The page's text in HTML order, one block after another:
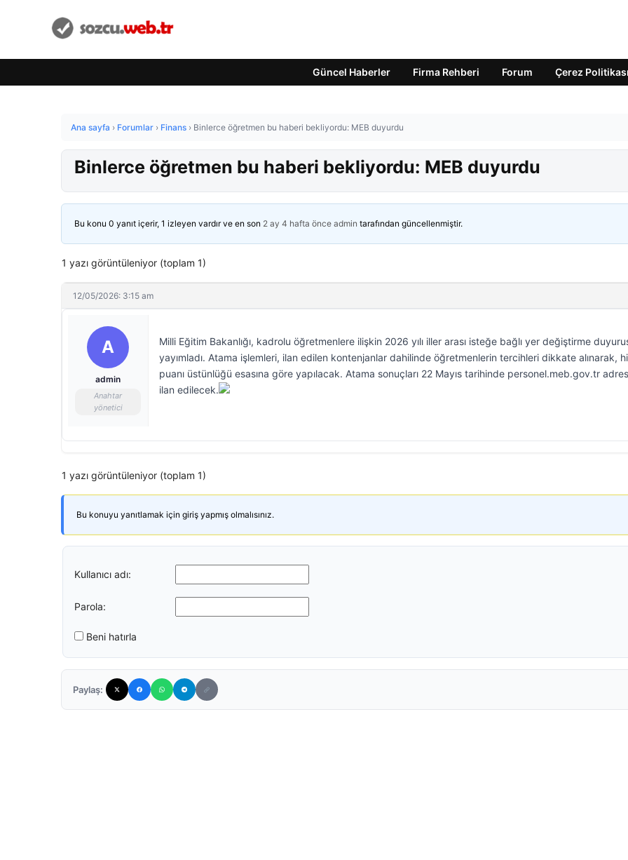
Güncel Haberler Firma Rehberi Forum Çerez Politikası
Ana sayfa › Forumlar › Finans › Binlerce öğretmen bu haberi bekliyordu: MEB duyurdu
Binlerce öğretmen bu haberi bekliyordu: MEB duyurdu
Bu konu 0 yanıt içerir, 1 izleyen vardır ve en son 2 ay 4 hafta önce admin tarafından güncellenmiştir.
1 yazı görüntüleniyor (toplam 1)
12/05/2026: 3:15 am
A
admin
Anahtar
yönetici
Milli Eğitim Bakanlığı, kadrolu öğretmenlere ilişkin 2026 yılı iller arası isteğe bağlı yer değiştirme
yayımladı. Atama işlemleri, ilan edilen kontenjanlar dahilinde öğretmenlerin tercihleri dikkate alınarak,
puanı üstünlüğü esasına göre yapılacak. Atama sonuçları 22 Mayıs tarihinde personel.meb.gov.tr
ilan edilecek.
1 yazı görüntüleniyor (toplam 1)
Bu konuyu yanıtlamak için giriş yapmış olmalısınız.
Kullanıcı adı:
Parola:
Beni hatırla
Paylaş: